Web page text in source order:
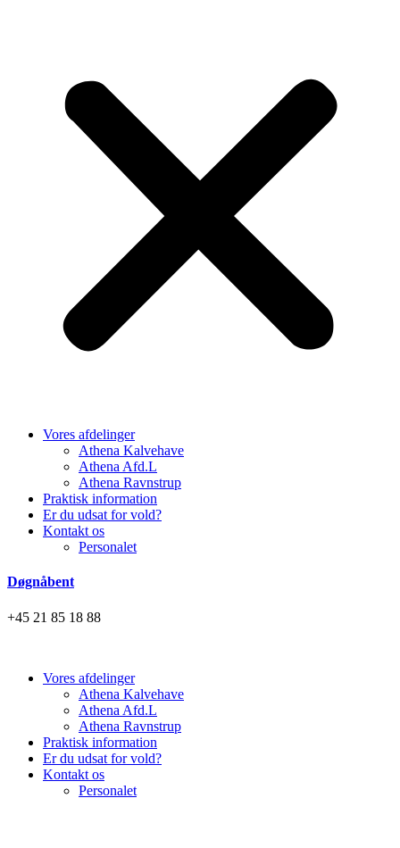
Vores afdelinger
Athena Kalvehave
Athena Afd.L
Athena Ravnstrup
Praktisk information
Er du udsat for vold?
Kontakt os
Personalet
Døgnåbent
+45 21 85 18 88
Vores afdelinger
Athena Kalvehave
Athena Afd.L
Athena Ravnstrup
Praktisk information
Er du udsat for vold?
Kontakt os
Personalet